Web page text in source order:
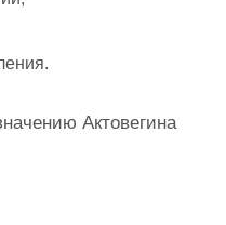
Актовегина